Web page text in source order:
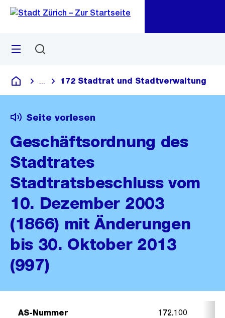
Navigation
Sprunglink
Menü
Deutsch
Blende alle Breadcrumbs ein
172 Stadtrat und Stadtverwaltung
Seite vorlesen
Geschäftsordnung des
Stadtrates
Stadtratsbeschluss vom
10. Dezember 2003
(1866) mit Änderungen
bis 30. Oktober 2013
(997)
AS-Nummer 172.100